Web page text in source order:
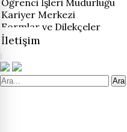
Öğrenci İşleri Müdürlüğü
Kariyer Merkezi
Formlar ve Dilekçeler
İletişim
Ara